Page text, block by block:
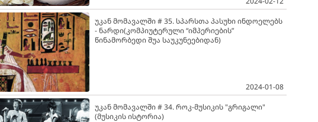
უკან მომავალში # 35. სპარსთა პასუხი ინდოელებს
- ნარდი(კომპიუტერული “იმპერიების”
წინამორბედი შუა საუკუნეებიდან)
2024-01-08
უკან მომავალში # 34. როკ-მუსიკის "გრიგალი"
(მუსიკის ისტორია)